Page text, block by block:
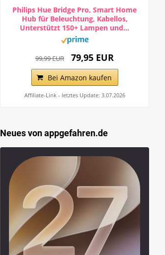
Philips Hue Bridge Pro, Smart Home
Hub für Beleuchtung, Kabellos,
Unterstützt 150+ Lampen und...
99,99 EUR 79,95 EUR
Bei Amazon kaufen
Affiliate-Link - letztes Update: 3.07.2026
Neues von appgefahren.de